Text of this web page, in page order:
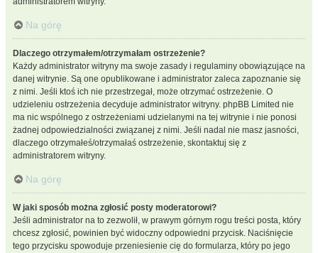
Na górę
Dlaczego otrzymałem/otrzymałam ostrzeżenie?
Każdy administrator witryny ma swoje zasady i regulaminy obowiązujące na
danej witrynie. Są one opublikowane i administrator zaleca zapoznanie się
z nimi. Jeśli ktoś ich nie przestrzegał, może otrzymać ostrzeżenie. O
udzieleniu ostrzeżenia decyduje administrator witryny. phpBB Limited nie
ma nic wspólnego z ostrzeżeniami udzielanymi na tej witrynie i nie ponosi
żadnej odpowiedzialności związanej z nimi. Jeśli nadal nie masz jasności,
dlaczego otrzymałeś/otrzymałaś ostrzeżenie, skontaktuj się z
administratorem witryny.
Na górę
W jaki sposób można zgłosić posty moderatorowi?
Jeśli administrator na to zezwolił, w prawym górnym rogu treści posta, który
chcesz zgłosić, powinien być widoczny odpowiedni przycisk. Naciśnięcie
tego przycisku spowoduje przeniesienie cię do formularza, który po jego